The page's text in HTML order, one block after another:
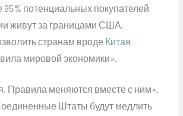
95% потенциальных покупателей
живут за границами США,
странам вроде Китая
мировой экономики».
Правила меняются вместе с ним».
Штаты будут медлить